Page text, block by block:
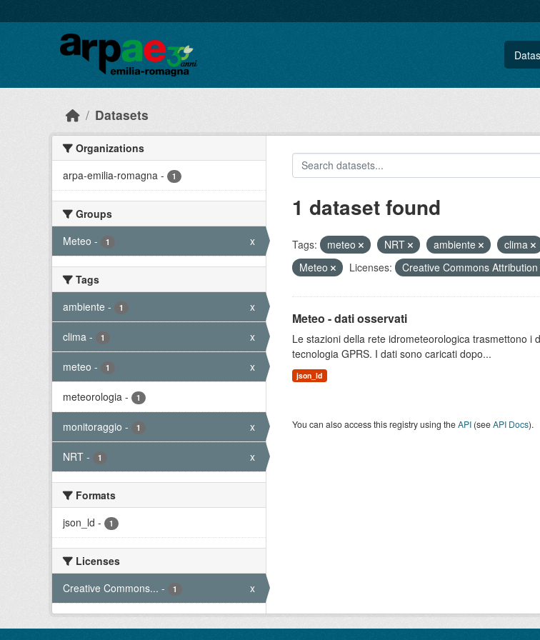
Datasets
Organizations
arpa-emilia-romagna - 1
Groups
Meteo - 1 x
Tags
ambiente - 1 x
clima - 1 x
meteo - 1 x
meteorologia - 1
monitoraggio - 1 x
NRT - 1 x
Formats
json_ld - 1
Licenses
Creative Commons... - 1 x
1 dataset found
Tags: meteo NRT ambiente clima
Meteo
Licenses: Creative Commons Attribution
Meteo - dati osservati
Le stazioni della rete idrometeorologica trasmettono
tecnologia GPRS. I dati sono caricati dopo...
json_ld
You can also access this registry using theAPI(seeAPI Docs).